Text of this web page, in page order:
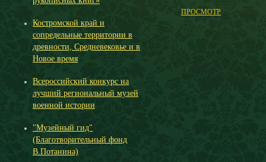
Костромской край и
сопредельные территории в
древности, Средневековье и в
Новое время
Всероссийский конкурс на
лучший региональный музей
военной истории
"Музейный гид"
(Благотворительный фонд
В.Потанина)
ПРОСМОТР